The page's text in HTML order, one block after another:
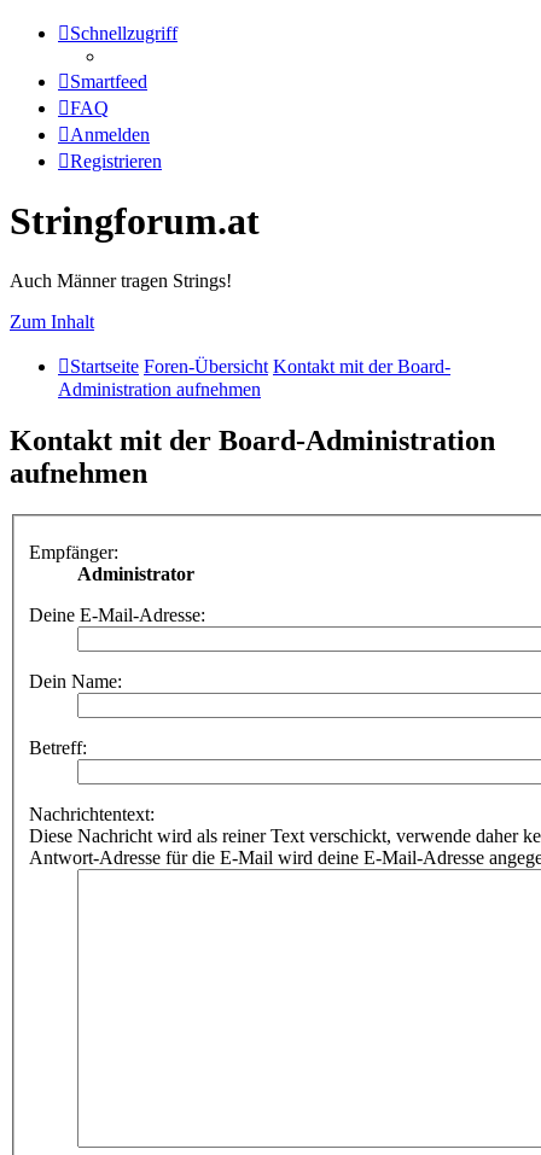
Schnellzugriff
Smartfeed
FAQ
Anmelden
Registrieren
Stringforum.at
Auch Männer tragen Strings!
Zum Inhalt
Startseite Foren-Übersicht Kontakt mit der Board-
Administration aufnehmen
Kontakt mit der Board-Administration
aufnehmen
Empfänger:
Administrator
Deine E-Mail-Adresse:
Dein Name:
Betreff:
Nachrichtentext:
Diese Nachricht wird als reiner Text verschickt, verwende daher
Antwort-Adresse für die E-Mail wird deine E-Mail-Adresse